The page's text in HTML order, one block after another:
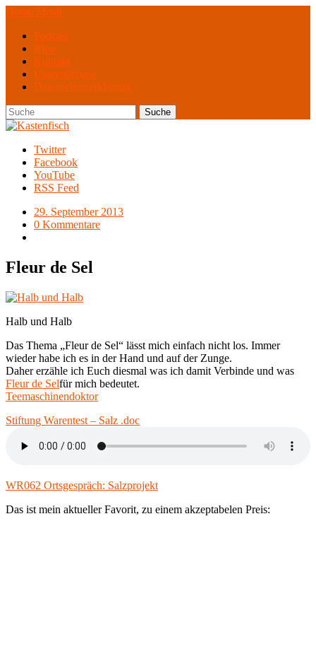
Home Menü
Podcast
Blog
Kontakt
Unterstützung
Datenschutzerklärung
Twitter
Facebook
YouTube
RSS Feed
29. September 2013
0 Kommentare
Fleur de Sel
Halb und Halb
Das Thema „Fleur de Sel“ lässt mich einfach nicht los. Immer
wieder habe ich es in der Hand und auf der Zunge.
Daher erzähle ich Euch diesmal was ich damit Verbinde und was
Fleur de Selfür mich bedeutet.
Teemaschinendoktor
Stiftung Warentest – Salz .doc
WR062 Ortsgespräch: Salzprojekt
Das ist mein aktueller Favorit, zu einem akzeptabelen Preis: